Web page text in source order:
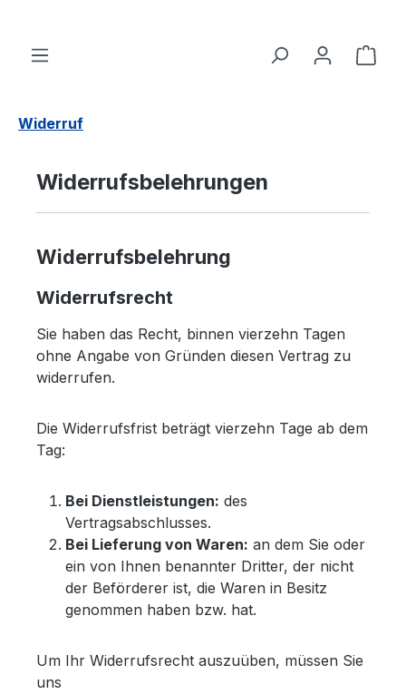
Widerruf
Widerrufsbelehrungen
Widerrufsbelehrung
Widerrufsrecht
Sie haben das Recht, binnen vierzehn Tagen
ohne Angabe von Gründen diesen Vertrag zu
widerrufen.
Die Widerrufsfrist beträgt vierzehn Tage ab dem
Tag:
Bei Dienstleistungen: des
Vertragsabschlusses.
Bei Lieferung von Waren: an dem Sie oder
ein von Ihnen benannter Dritter, der nicht
der Beförderer ist, die Waren in Besitz
genommen haben bzw. hat.
Um Ihr Widerrufsrecht auszuüben, müssen Sie
uns